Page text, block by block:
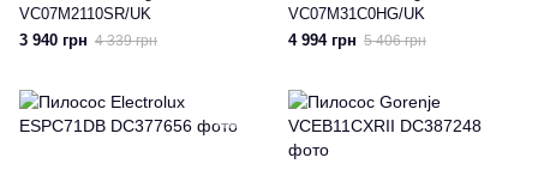
VC07M2110SR/UK
3 940 грн 4 339 грн
VC07M31C0HG/UK
4 994 грн 5 406 грн